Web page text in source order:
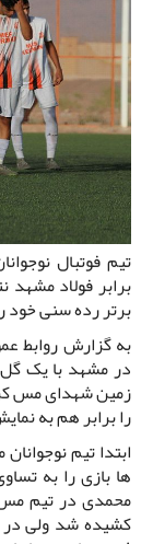
برابر فولاد
برتر رده سنی
به گزارش روابط
در مشهد با یک گل
زمین شهدای مس
را برابر هم به
ابتدا تیم
ها بازی را به
محمدی در تیم مس
کشیده شد ولی در